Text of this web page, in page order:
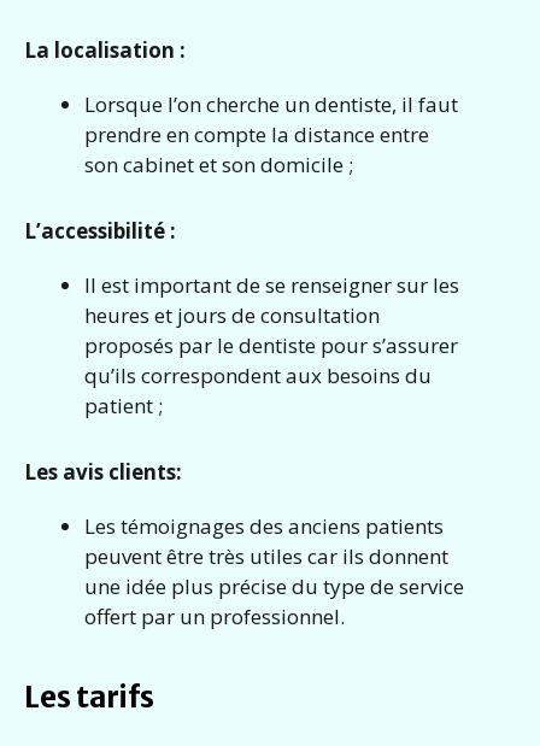
La localisation :
Lorsque l’on cherche un dentiste, il faut
prendre en compte la distance entre
son cabinet et son domicile ;
L’accessibilité :
Il est important de se renseigner sur les
heures et jours de consultation
proposés par le dentiste pour s’assurer
qu’ils correspondent aux besoins du
patient ;
Les avis clients:
Les témoignages des anciens patients
peuvent être très utiles car ils donnent
une idée plus précise du type de service
offert par un professionnel.
Les tarifs